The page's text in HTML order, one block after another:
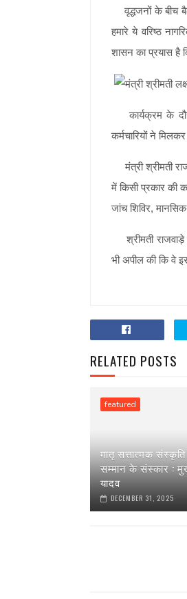
वृद्धजनों के बीच
हमारे ये वरिष्ठ
शासन का प्रयास है
कार्यक्रम के
कर्मचारियों ने
मंत्री श्रीमती
में किसी प्रकार की
जांच शिविर,
श्रीमती राजवाड़े
भी अपील की कि वे
RELATED POSTS
featured
मातृ सत्तात्मक
सम्मान के संस्कार :
यादव
DECEMBER 31, 2025